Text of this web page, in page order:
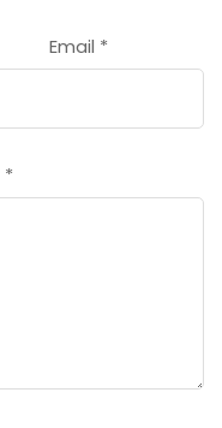
Email *
*